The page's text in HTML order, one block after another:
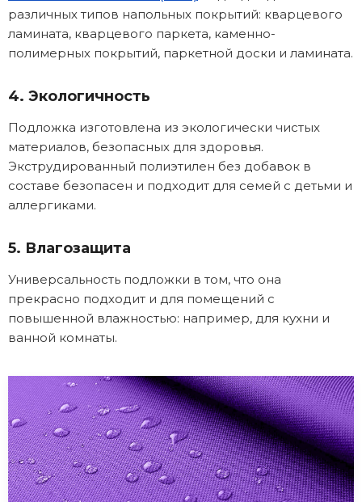
различных типов напольных покрытий: кварцевого
ламината, кварцевого паркета, каменно-
полимерных покрытий, паркетной доски и ламината.
4. Экологичность
Подложка изготовлена из экологически чистых
материалов, безопасных для здоровья.
Экструдированный полиэтилен без добавок в
составе безопасен и подходит для семей с детьми и
аллергиками.
5. Влагозащита
Универсальность подложки в том, что она
прекрасно подходит и для помещений с
повышенной влажностью: например, для кухни и
ванной комнаты.